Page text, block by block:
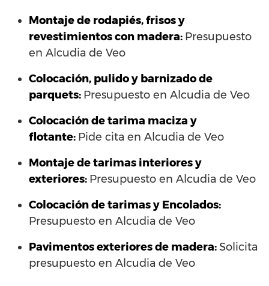
Montaje de rodapiés, frisos y
revestimientos con madera: Presupuesto
en Alcudia de Veo
Colocación, pulido y barnizado de
parquets: Presupuesto en Alcudia de Veo
Colocación de tarima maciza y
flotante: Pide cita en Alcudia de Veo
Montaje de tarimas interiores y
exteriores: Presupuesto en Alcudia de Veo
Colocación de tarimas y Encolados:
Presupuesto en Alcudia de Veo
Pavimentos exteriores de madera:Solicita
presupuesto en Alcudia de Veo